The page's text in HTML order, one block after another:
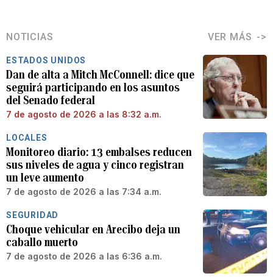
NOTICIAS VER MÁS
ESTADOS UNIDOS
Dan de alta a Mitch McConnell: dice que
seguirá participando en los asuntos
del Senado federal
7 de agosto de 2026 a las 8:32 a.m.
LOCALES
Monitoreo diario: 13 embalses reducen
sus niveles de agua y cinco registran
un leve aumento
7 de agosto de 2026 a las 7:34 a.m.
SEGURIDAD
Choque vehicular en Arecibo deja un
caballo muerto
7 de agosto de 2026 a las 6:36 a.m.